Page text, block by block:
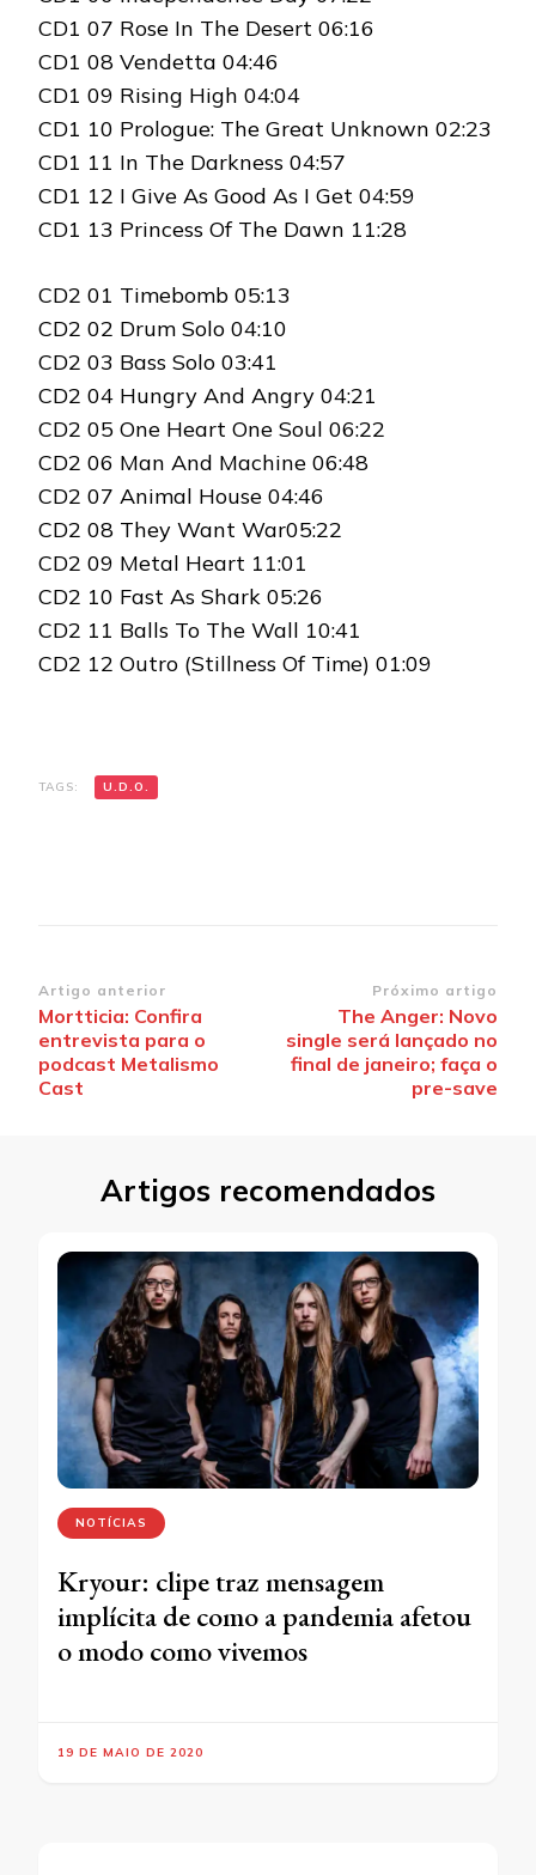
CD1 07 Rose In The Desert 06:16
CD1 08 Vendetta 04:46
CD1 09 Rising High 04:04
CD1 10 Prologue: The Great Unknown 02:23
CD1 11 In The Darkness 04:57
CD1 12 I Give As Good As I Get 04:59
CD1 13 Princess Of The Dawn 11:28
CD2 01 Timebomb 05:13
CD2 02 Drum Solo 04:10
CD2 03 Bass Solo 03:41
CD2 04 Hungry And Angry 04:21
CD2 05 One Heart One Soul 06:22
CD2 06 Man And Machine 06:48
CD2 07 Animal House 04:46
CD2 08 They Want War05:22
CD2 09 Metal Heart 11:01
CD2 10 Fast As Shark 05:26
CD2 11 Balls To The Wall 10:41
CD2 12 Outro (Stillness Of Time) 01:09
TAGS: U.D.O.
Navegação
de
post
Artigo anterior
Mortticia: Confira
entrevista para o
podcast Metalismo
Cast
Próximo artigo
The Anger: Novo
single será lançado no
final de janeiro; faça o
pre-save
Artigos recomendados
NOTÍCIAS
Kryour: clipe traz mensagem
implícita de como a pandemia afetou
o modo como vivemos
19 DE MAIO DE 2020